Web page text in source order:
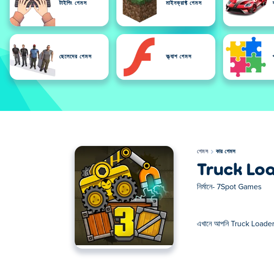
টাইপিং গেমস মাইনক্রাফ্ট গেমস
ছেলেদের গেমস ফ্ল্যাশ গেমস
গেমস কার গেমস
Truck
নির্মানে- 7Spot Games
এখানে আপনি Truck Loader
এখানে আপনি Truck Loader 3 খেলতে পারেন। Truck Loader 3 আমাদের